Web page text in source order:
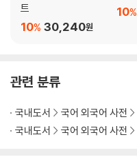
트
30,240원
10%
10%
관련 분류
국내도서 국어 외국어 사전
국내도서
국어 외국어 사전